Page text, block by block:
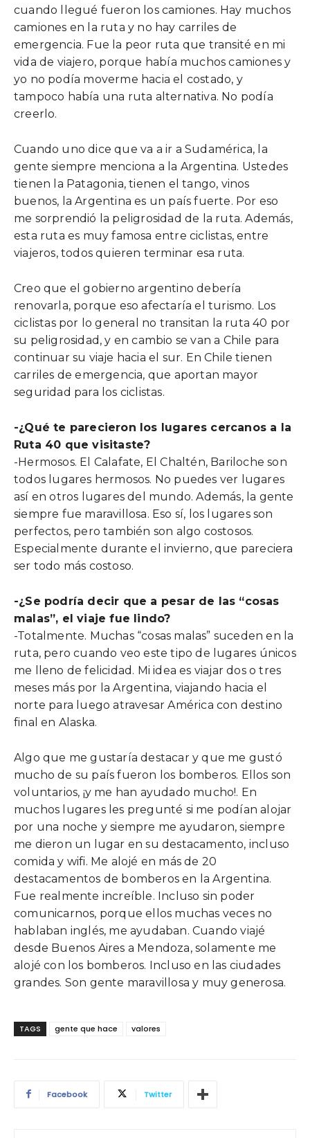
cuando llegué fueron los camiones. Hay muchos
camiones en la ruta y no hay carriles de
emergencia. Fue la peor ruta que transité en mi
vida de viajero, porque había muchos camiones y
yo no podía moverme hacia el costado, y
tampoco había una ruta alternativa. No podía
creerlo.
Cuando uno dice que va a ir a Sudamérica, la
gente siempre menciona a la Argentina. Ustedes
tienen la Patagonia, tienen el tango, vinos
buenos, la Argentina es un país fuerte. Por eso
me sorprendió la peligrosidad de la ruta. Además,
esta ruta es muy famosa entre ciclistas, entre
viajeros, todos quieren terminar esa ruta.
Creo que el gobierno argentino debería
renovarla, porque eso afectaría el turismo. Los
ciclistas por lo general no transitan la ruta 40 por
su peligrosidad, y en cambio se van a Chile para
continuar su viaje hacia el sur. En Chile tienen
carriles de emergencia, que aportan mayor
seguridad para los ciclistas.
-¿Qué te parecieron los lugares cercanos a la
Ruta 40 que visitaste?
-Hermosos. El Calafate, El Chaltén, Bariloche son
todos lugares hermosos. No puedes ver lugares
así en otros lugares del mundo. Además, la gente
siempre fue maravillosa. Eso sí, los lugares son
perfectos, pero también son algo costosos.
Especialmente durante el invierno, que pareciera
ser todo más costoso.
-¿Se podría decir que a pesar de las “cosas
malas”, el viaje fue lindo?
-Totalmente. Muchas “cosas malas” suceden en la
ruta, pero cuando veo este tipo de lugares únicos
me lleno de felicidad. Mi idea es viajar dos o tres
meses más por la Argentina, viajando hacia el
norte para luego atravesar América con destino
final en Alaska.
Algo que me gustaría destacar y que me gustó
mucho de su país fueron los bomberos. Ellos son
voluntarios, ¡y me han ayudado mucho!. En
muchos lugares les pregunté si me podían alojar
por una noche y siempre me ayudaron, siempre
me dieron un lugar en su destacamento, incluso
comida y wifi. Me alojé en más de 20
destacamentos de bomberos en la Argentina.
Fue realmente increíble. Incluso sin poder
comunicarnos, porque ellos muchas veces no
hablaban inglés, me ayudaban. Cuando viajé
desde Buenos Aires a Mendoza, solamente me
alojé con los bomberos. Incluso en las ciudades
grandes. Son gente maravillosa y muy generosa.
TAGS gente que hace valores
Facebook Twitter